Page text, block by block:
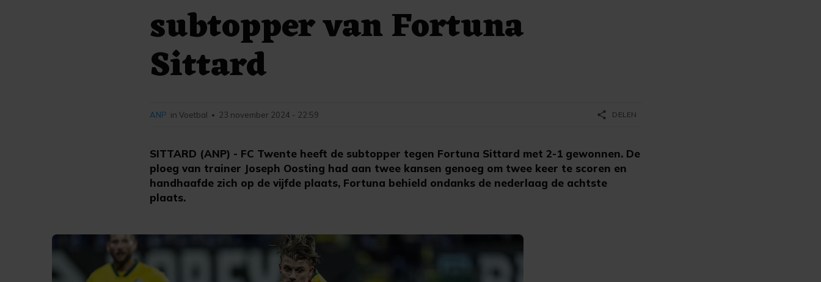
subtopper van Fortuna
Sittard
SITTARD (ANP) - FC Twente heeft de subtopper tegen Fortuna Sittard met 2-1 gewonnen. De
ploeg van trainer Joseph Oosting had aan twee kansen genoeg om twee keer te scoren en
handhaafde zich op de vijfde plaats, Fortuna behield ondanks de nederlaag de achtste
plaats.
ANP in Voetbal • 23 november 2024 - 22:59 share DELEN